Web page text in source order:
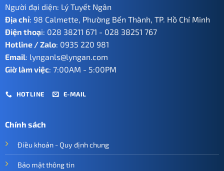
Người đại diện: Lý Tuyết Ngân
Địa chỉ: 98 Calmette, Phường Bến Thành, TP. Hồ Chí Minh
Điện thoại: 028 38211 671 - 028 38251 767
Hotline / Zalo: 0935 220 981
Email: lynganls@lyngan.com
Giờ làm việc: 7:00AM - 5:00PM
HOTLINE E-MAIL
Chính sách
Điều khoản - Quy định chung
Bảo mật thông tin